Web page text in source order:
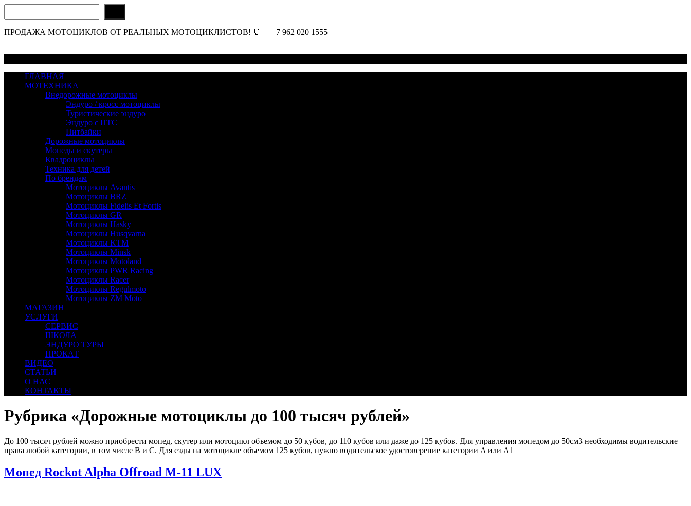
ПРОДАЖА МОТОЦИКЛОВ ОТ РЕАЛЬНЫХ МОТОЦИКЛИСТОВ! 🤘🏻 +7 962 020 1555
ГЛАВНАЯ
МОТЕХНИКА
Внедорожные мотоциклы
Эндуро / кросс мотоциклы
Туристические эндуро
Эндуро с ПТС
Питбайки
Дорожные мотоциклы
Мопеды и скутеры
Квадроциклы
Техника для детей
По брендам
Мотоциклы Avantis
Мотоциклы BRZ
Мотоциклы Fidelis Et Fortis
Мотоциклы GR
Мотоциклы Hasky
Мотоциклы Husqvarna
Мотоциклы KTM
Мотоциклы Minsk
Мотоциклы Motoland
Мотоциклы PWR Racing
Мотоциклы Racer
Мотоциклы Regulmoto
Мотоциклы ZM Moto
МАГАЗИН
УСЛУГИ
СЕРВИС
ШКОЛА
ЭНДУРО ТУРЫ
ПРОКАТ
ВИДЕО
СТАТЬИ
О НАС
КОНТАКТЫ
Рубрика «Дорожные мотоциклы до 100 тысяч рублей»
До 100 тысяч рублей можно приобрести мопед, скутер или мотоцикл объемом до 50 кубов, до 110 кубов или даже до 125 кубов. Для управления мопедом до 50см3 необходимы водительские
права любой категории, в том числе B и C. Для езды на мотоцикле объемом 125 кубов, нужно водительское удостоверение категории A или А1
Мопед Rockot Alpha Offroad M-11 LUX